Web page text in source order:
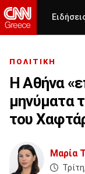
ΠΟΛΙΤΙΚΗ
Η Αθήνα
μηνύματα
του
Μαρία